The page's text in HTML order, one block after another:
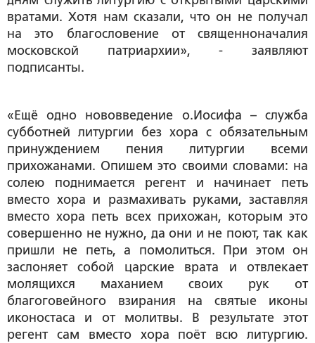
вратами. Хотя нам сказали, что он не получал
на это благословение от священноначалия
московской патриархии», - заявляют
подписанты.
«Ещё одно нововведение о.Иосифа – служба
субботней литургии без хора с обязательным
принуждением пения литургии всеми
прихожанами. Опишем это своими словами: на
солею поднимается регент и начинает петь
вместо хора и размахивать руками, заставляя
вместо хора петь всех прихожан, которым это
совершенно не нужно, да они и не поют, так как
пришли не петь, а помолиться. При этом он
заслоняет собой царские врата и отвлекает
молящихся маханием своих рук от
благоговейного взирания на святые иконы
иконостаса и от молитвы. В результате этот
регент сам вместо хора поёт всю литургию.